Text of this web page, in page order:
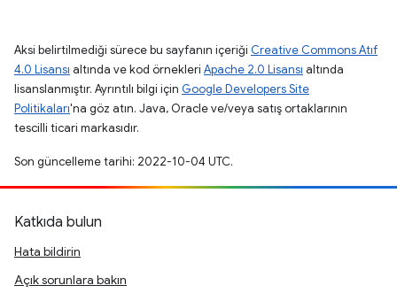
Aksi belirtilmediği sürece bu sayfanın içeriği Creative Commons Atıf
4.0 Lisansı altında ve kod örnekleri Apache 2.0 Lisansı altında
lisanslanmıştır. Ayrıntılı bilgi için Google Developers Site
Politikaları'na göz atın. Java, Oracle ve/veya satış ortaklarının
tescilli ticari markasıdır.
Son güncelleme tarihi: 2022-10-04 UTC.
Katkıda bulun
Hata bildirin
Açık sorunlara bakın